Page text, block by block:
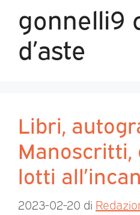
gonnelli9
d’aste
Libri,
Manoscritti,
lotti
2023-02-20 di